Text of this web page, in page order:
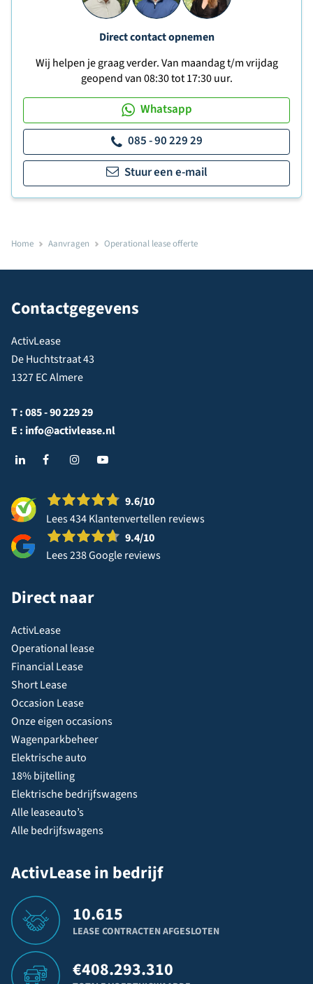
Direct contact opnemen
Wij helpen je graag verder. Van maandag t/m vrijdag
geopend van 08:30 tot 17:30 uur.
Whatsapp
085 - 90 229 29
Stuur een e-mail
Home Aanvragen Operational lease offerte
Contactgegevens
ActivLease
De Huchtstraat 43
1327 EC Almere
T :085 - 90 229 29
E : info@activlease.nl
9.6/10
Lees 434 Klantenvertellen reviews
9.4/10
Lees 238 Google reviews
Direct naar
ActivLease
Operational lease
Financial Lease
Short Lease
Occasion Lease
Onze eigen occasions
Wagenparkbeheer
Elektrische auto
18% bijtelling
Elektrische bedrijfswagens
Alle leaseauto’s
Alle bedrijfswagens
ActivLease in bedrijf
10.615
LEASE CONTRACTEN AFGESLOTEN
€408.293.310